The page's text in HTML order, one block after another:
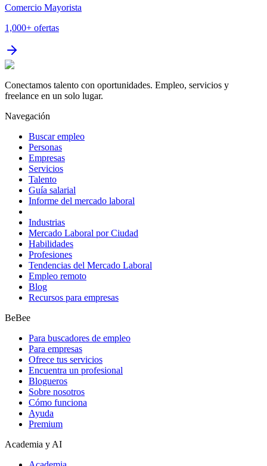
Comercio Mayorista
1,000+ ofertas
Conectamos talento con oportunidades. Empleo, servicios y
freelance en un solo lugar.
Navegación
Buscar empleo
Personas
Empresas
Servicios
Talento
Guía salarial
Informe del mercado laboral
Industrias
Mercado Laboral por Ciudad
Habilidades
Profesiones
Tendencias del Mercado Laboral
Empleo remoto
Blog
Recursos para empresas
BeBee
Para buscadores de empleo
Para empresas
Ofrece tus servicios
Encuentra un profesional
Blogueros
Sobre nosotros
Cómo funciona
Ayuda
Premium
Academia y AI